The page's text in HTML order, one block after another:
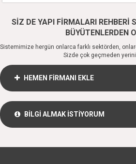
SİZ DE YAPI FİRMALARI REHBERİ
BÜYÜTENLERDEN
Sistemimize hergün onlarca farklı sektörden,
Sizde çok geçmeden
HEMEN FİRMANI EKLE
BİLGİ ALMAK İSTİYORUM